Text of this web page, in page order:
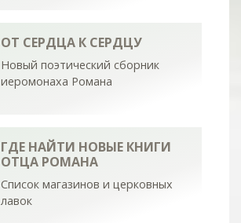
ОТ СЕРДЦА К СЕРДЦУ
Новый поэтический сборник
иеромонаха Романа
ГДЕ НАЙТИ НОВЫЕ КНИГИ
ОТЦА РОМАНА
Список магазинов и церковных
лавок